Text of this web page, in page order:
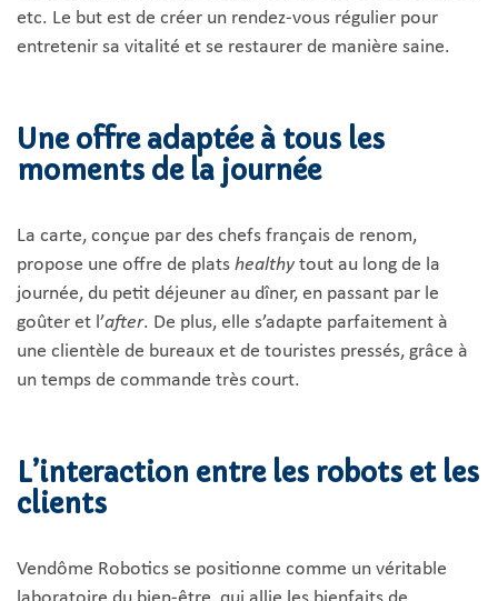
etc. Le but est de créer un rendez-vous régulier pour
entretenir sa vitalité et se restaurer de manière saine.
Une offre adaptée à tous les
moments de la journée
La carte, conçue par des chefs français de renom,
propose une offre de plats healthy tout au long de la
journée, du petit déjeuner au dîner, en passant par le
goûter et l’after. De plus, elle s’adapte parfaitement à
une clientèle de bureaux et de touristes pressés, grâce à
un temps de commande très court.
L’interaction entre les robots et les
clients
Vendôme Robotics se positionne comme un véritable